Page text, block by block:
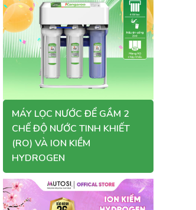
MÁY LỌC NƯỚC ĐỂ GẦM 2
CHẾ ĐỘ NƯỚC TINH KHIẾT
(RO) VÀ ION KIỀM
HYDROGEN